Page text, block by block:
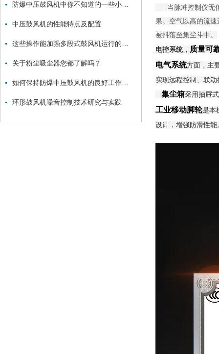
中压鼓风机的性能特点及配置
关于粉尘吸尘器您都了解吗？
环形鼓风机噪音控制技术研究与实践
当脉冲控制仪无信
果。空气以高的流
被抖落至集尘斗中。
电控系统， 质量可
电气系统方面，主
实现远程控制、联
集尘箱采用抽屉
工业移动脚轮是本
设计，增强防滑性能